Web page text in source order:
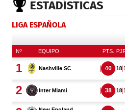
ESTADÍSTICAS
LIGA ESPAÑOLA